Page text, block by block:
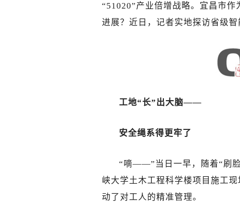
“51020”产业倍增战略。宜昌市
进展？近日，记者实地探访省级智
工地“长”出大脑——
安全绳系得更牢了
“嘀——”当日一早，随着“刷
峡大学土木工程科学楼项目施工
动了对工人的精准管理。